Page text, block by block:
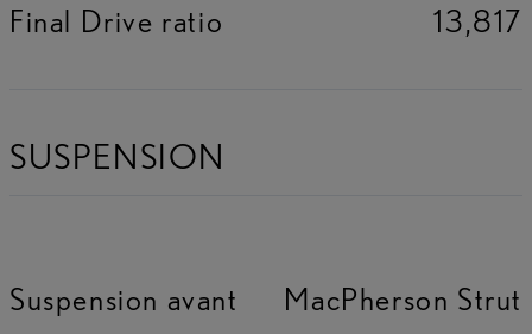
Final Drive ratio 13,817
SUSPENSION
Suspension avant MacPherson Strut